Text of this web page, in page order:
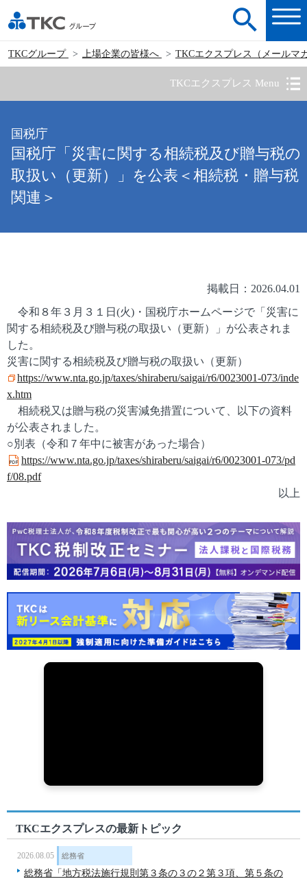
TKCグループ 上場企業の皆様へ TKCエクスプレス（メールマ
TKCエクスプレス Menu
国税庁
国税庁「災害に関する相続税及び贈与税の
取扱い（更新）」を公表＜相続税・贈与税
関連＞
掲載日：2026.04.01
令和８年３月３１日(火)・国税庁ホームページで「災害に
関する相続税及び贈与税の取扱い（更新）」が公表されま
した。
災害に関する相続税及び贈与税の取扱い（更新）
https://www.nta.go.jp/taxes/shiraberu/saigai/r6/0023001-073/inde
x.htm
相続税又は贈与税の災害減免措置について、以下の資料
が公表されました。
○別表（令和７年中に被害があった場合）
https://www.nta.go.jp/taxes/shiraberu/saigai/r6/0023001-073/pd
f/08.pdf
以上
TKCエクスプレスの最新トピック
2026.08.05 総務省
総務省「地方税法施行規則第３条の３の２第３項、第５条の